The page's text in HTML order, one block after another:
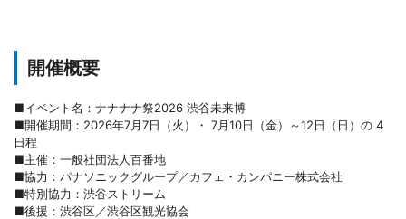
開催概要
■イベント名：ナナナナ祭2026 渋谷未来博
■開催期間：2026年7月7日（火）・ 7月10日（金）～12日（日）の 4
日程
■主催：一般社団法人百番地
■協力：パナソニックグループ／カフェ・カンパニー株式会社
■特別協力：渋谷ストリーム
■後援：渋谷区／渋谷区観光協会